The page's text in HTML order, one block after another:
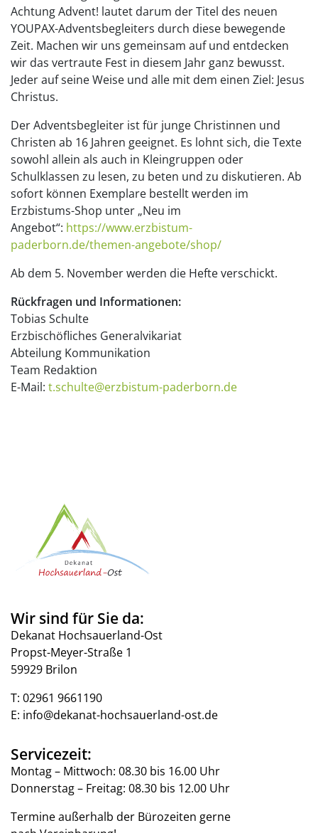
Achtung Advent! lautet darum der Titel des neuen
YOUPAX-Adventsbegleiters durch diese bewegende
Zeit. Machen wir uns gemeinsam auf und entdecken
wir das vertraute Fest in diesem Jahr ganz bewusst.
Jeder auf seine Weise und alle mit dem einen Ziel: Jesus
Christus.
Der Adventsbegleiter ist für junge Christinnen und
Christen ab 16 Jahren geeignet. Es lohnt sich, die Texte
sowohl allein als auch in Kleingruppen oder
Schulklassen zu lesen, zu beten und zu diskutieren. Ab
sofort können Exemplare bestellt werden im
Erzbistums-Shop unter „Neu im
Angebot“: https://www.erzbistum-
paderborn.de/themen-angebote/shop/
Ab dem 5. November werden die Hefte verschickt.
Rückfragen und Informationen:
Tobias Schulte
Erzbischöfliches Generalvikariat
Abteilung Kommunikation
Team Redaktion
E-Mail: t.schulte@erzbistum-paderborn.de
Wir sind für Sie da:
Dekanat Hochsauerland-Ost
Propst-Meyer-Straße 1
59929 Brilon
T: 02961 9661190
E: info@dekanat-hochsauerland-ost.de
Servicezeit:
Montag – Mittwoch: 08.30 bis 16.00 Uhr
Donnerstag – Freitag: 08.30 bis 12.00 Uhr
Termine außerhalb der Bürozeiten gerne